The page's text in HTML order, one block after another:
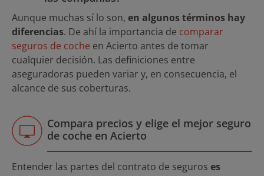
Aunque muchas sí lo son, en algunos términos hay
diferencias. De ahí la importancia de comparar
seguros de coche en Acierto antes de tomar
cualquier decisión. Las definiciones entre
aseguradoras pueden variar y, en consecuencia, el
alcance de sus coberturas.
Compara precios y elige el mejor seguro
de coche en Acierto
Entender las partes del contrato de seguros es